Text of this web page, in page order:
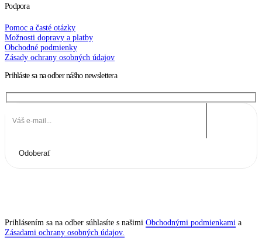
Podpora
Pomoc a časté otázky
Možnosti dopravy a platby
Obchodné podmienky
Zásady ochrany osobných údajov
Prihláste sa na odber nášho newslettera
Odoberať
Prihlásením sa na odber súhlasíte s našimi Obchodnými podmienkami a
Zásadami ochrany osobných údajov.